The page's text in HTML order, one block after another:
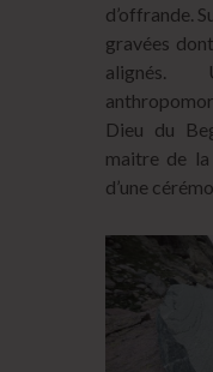
d’offrande.
gravées
alignés.
Dieu du
maitre de
d’une